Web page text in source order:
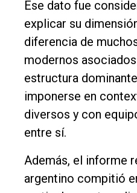
Ese dato fue
explicar su
diferencia de
modernos
estructura
imponerse en
diversos y con
entre sí.
Además, el informe
argentino compitió